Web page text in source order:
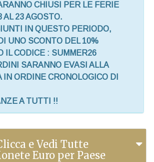
CHIUSI PER LE FERIE
AL 23 AGOSTO.
IN QUESTO PERIODO,
UNO SCONTO DEL 10%
IL CODICE : SUMMER26
SARANNO EVASI ALLA
IN ORDINE CRONOLOGICO DI
A TUTTI !!
e Vedi Tutte
Euro per Paese